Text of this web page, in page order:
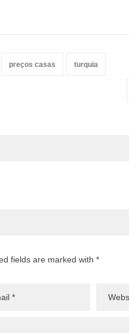
preços casas turquia
fields are marked with *